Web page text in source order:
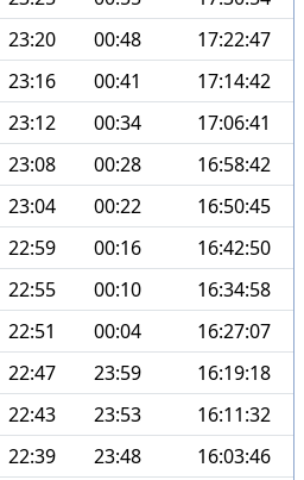
23:20 00:48 17:22:47
23:16 00:41 17:14:42
23:12 00:34 17:06:41
23:08 00:28 16:58:42
23:04 00:22 16:50:45
22:59 00:16 16:42:50
22:55 00:10 16:34:58
22:51 00:04 16:27:07
22:47 23:59 16:19:18
22:43 23:53 16:11:32
22:39 23:48 16:03:46